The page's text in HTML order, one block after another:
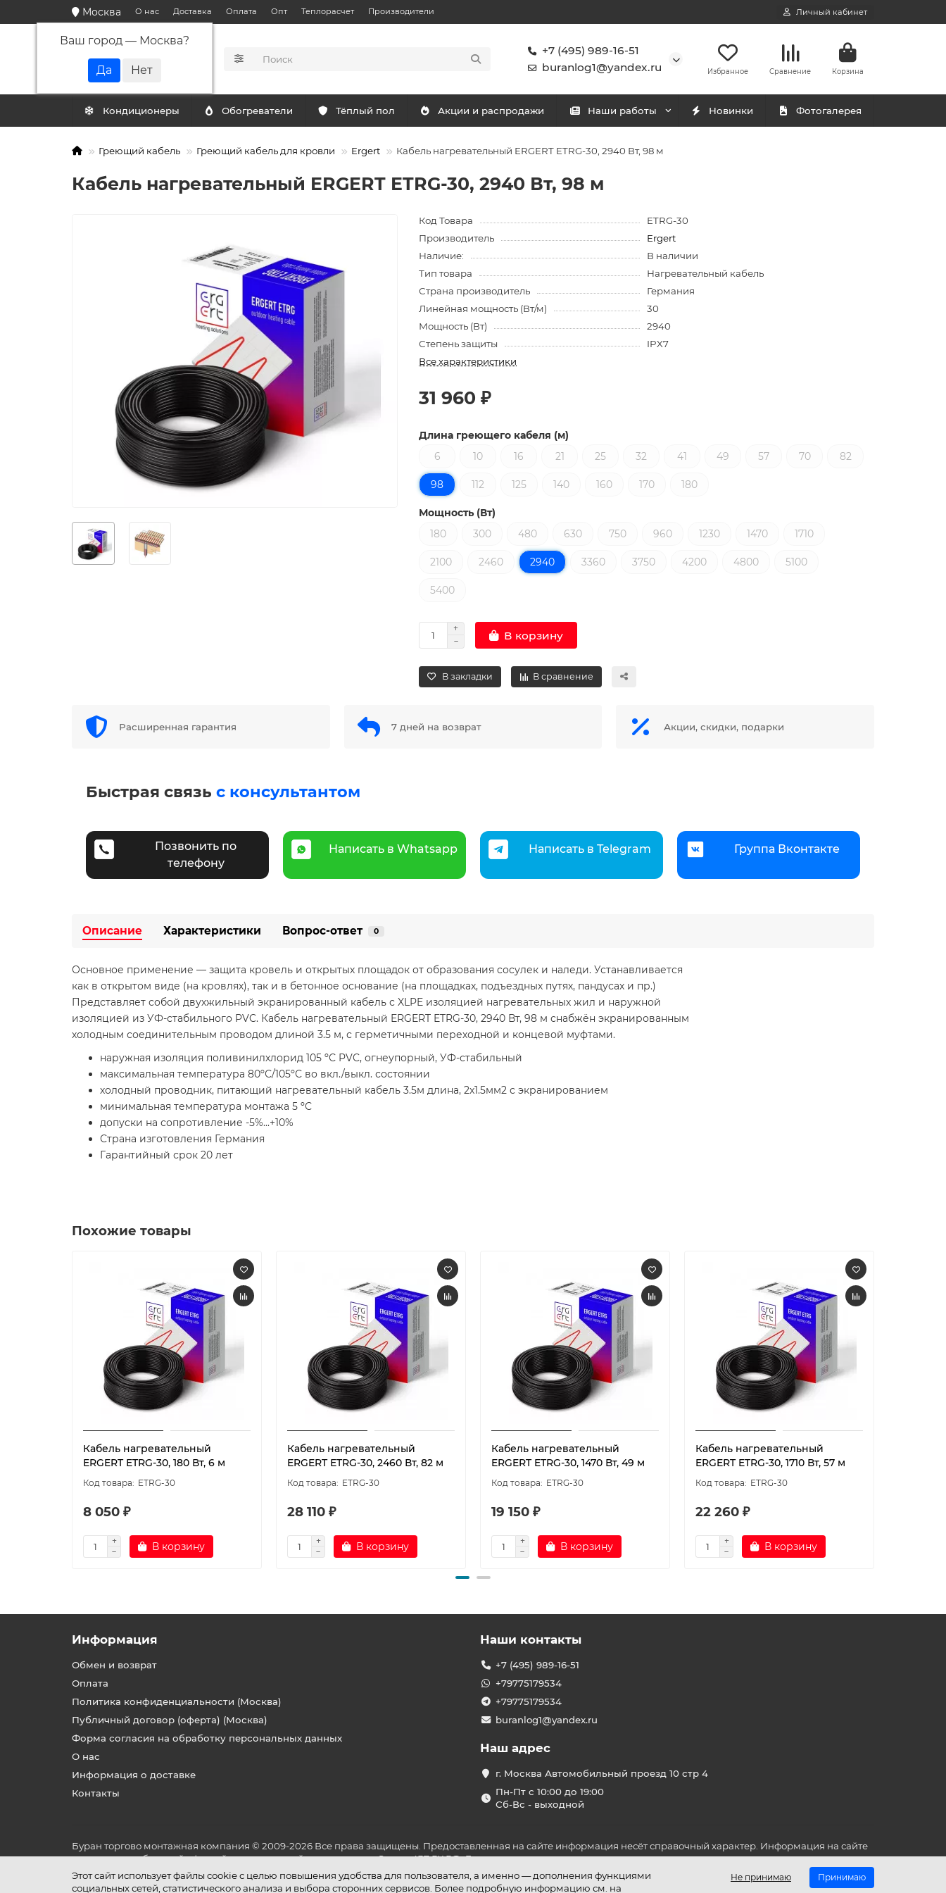
Москва
Ваш город — Москва?
О нас Доставка Оплата Опт Теплорасчет Производители Личный кабинет
+7 (495) 989-16-51
buranlog1@yandex.ru
Избранное Сравнение Корзина
Кондиционеры Обогреватели Тёплый пол Акции и распродажи Наши работы Новинки Фотогалерея
Греющий кабель Греющий кабель для кровли Ergert Кабель нагревательный ERGERT ETRG-30, 2940 Вт, 98 м
Кабель нагревательный ERGERT ETRG-30, 2940 Вт, 98 м
Код Товара
ETRG-30
Производитель
Ergert
Наличие:
В наличии
Тип товара
Нагревательный кабель
Страна производитель
Германия
Линейная мощность (Вт/м)
30
Мощность (Вт)
2940
Степень защиты
IPX7
Все характеристики
31 960 ₽
Длина греющего кабеля (м)
6
10 16 21 25 32 41 49 57 70 82
98 112 125 140 160 170 180
Мощность (Вт)
180
300 480 630 750 960 1230 1470 1710
2100 2460 2940 3360 3750 4200 4800 5100
5400
В корзину
В закладки В сравнение
Расширенная гарантия 7 дней на возврат Акции, скидки, подарки
Быстрая связь с консультантом
Позвонить по
телефону
Написать в Whatsapp Написать в Telegram Группа Вконтакте
Описание Характеристики Вопрос-ответ 0
Основное применение — защита кровель и открытых площадок от образования сосулек и наледи. Устанавливается
как в открытом виде (на кровлях), так и в бетонное основание (на площадках, подъездных путях, пандусах и пр.)
Представляет собой двухжильный экранированный кабель с XLPE изоляцией нагревательных жил и наружной
изоляцией из УФ-стабильного PVC. Кабель нагревательный ERGERT ETRG-30, 2940 Вт, 98 м снабжён экранированным
холодным соединительным проводом длиной 3.5 м, с герметичными переходной и концевой муфтами.
наружная изоляция поливинилхлорид 105 ºС PVC, огнеупорный, УФ-стабильный
максимальная температура 80ºС/105ºС во вкл./выкл. состоянии
холодный проводник, питающий нагревательный кабель 3.5м длина, 2x1.5мм2 с экранированием
минимальная температура монтажа 5 ºС
допуски на сопротивление -5%...+10%
Страна изготовления Германия
Гарантийный срок 20 лет
Похожие товары
Кабель нагревательный
ERGERT ETRG-30, 180 Вт, 6 м
ETRG-30
8 050 ₽
В корзину
Кабель нагревательный
ERGERT ETRG-30, 2460 Вт, 82 м
ETRG-30
28 110 ₽
В корзину
Кабель нагревательный
ERGERT ETRG-30, 1470 Вт, 49 м
ETRG-30
19 150 ₽
В корзину
Кабель нагревательный
ERGERT ETRG-30, 1710 Вт, 57 м
ETRG-30
22 260 ₽
В корзину
Этот сайт использует файлы cookie с целью повышения удобства для пользователя, а именно — дополнения функциями
социальных сетей, статистического анализа и выбора сторонних сервисов. Более подробную информацию см. на
Не принимаю Принимаю
Информация
Обмен и возврат
Оплата
Политика конфиденциальности (Москва)
Публичный договор (оферта) (Москва)
Форма согласия на обработку персональных данных
О нас
Информация о доставке
Контакты
Наши контакты
+7 (495) 989-16-51
+79775179534
+79775179534
buranlog1@yandex.ru
Наш адрес
г. Москва Автомобильный проезд 10 стр 4
Пн-Пт с 10:00 до 19:00
Сб-Вс - выходной
Буран торгово монтажная компания © 2009-2026 Все права защищены. Предоставленная на сайте информация несёт справочный характер. Информация на сайте
не является публичной офертой, определяемой положениями Статьи 437 ГК РФ. До оплаты товара удостоверьтесь во всех для вас важных характеристиках в товаре
и условиях его эксплуатации.